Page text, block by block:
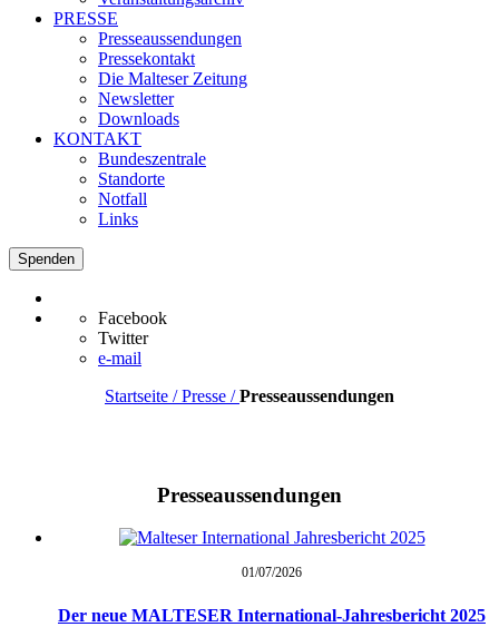
PRESSE
Presseaussendungen
Pressekontakt
Die Malteser Zeitung
Newsletter
Downloads
KONTAKT
Bundeszentrale
Standorte
Notfall
Links
Spenden
Facebook
Twitter
e-mail
Startseite / Presse /Presseaussendungen
Presseaussendungen
01/07/2026
Der neue MALTESER International-Jahresbericht 2025